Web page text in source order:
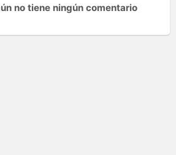
no tiene ningún comentario